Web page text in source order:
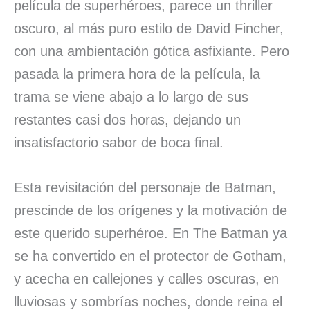
película de superhéroes, parece un thriller
oscuro, al más puro estilo de David Fincher,
con una ambientación gótica asfixiante. Pero
pasada la primera hora de la película, la
trama se viene abajo a lo largo de sus
restantes casi dos horas, dejando un
insatisfactorio sabor de boca final.
Esta revisitación del personaje de Batman,
prescinde de los orígenes y la motivación de
este querido superhéroe. En The Batman ya
se ha convertido en el protector de Gotham,
y acecha en callejones y calles oscuras, en
lluviosas y sombrías noches, donde reina el